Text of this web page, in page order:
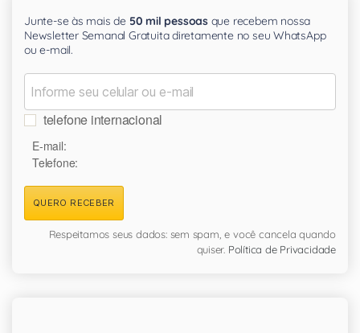
Junte-se às mais de 50 mil pessoasque recebem nossa
Newsletter Semanal Gratuita diretamente no seu WhatsApp
ou e-mail.
telefone internacional
E-mail:
Telefone:
QUERO RECEBER
Respeitamos seus dados: sem spam, e você cancela quando
quiser. Política de Privacidade